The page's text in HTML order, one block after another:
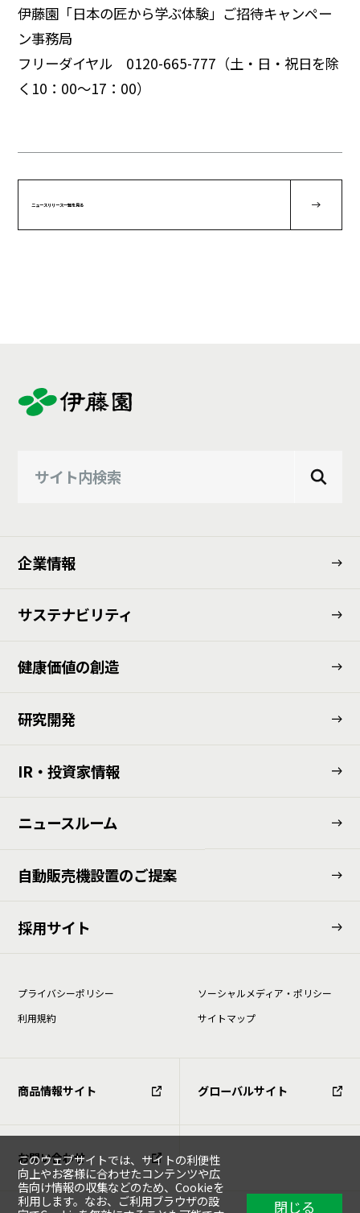
伊藤園「日本の匠から学ぶ体験」ご招待キャンペー
ン事務局
フリーダイヤル 0120-665-777（土・日・祝日を除
く10：00～17：00）
ニュースリリース一覧を見る
企業情報
サステナビリティ
健康価値の創造
研究開発
IR・投資家情報
ニュースルーム
⾃動販売機設置のご提案
採用サイト
プライバシーポリシー
ソーシャルメディア・ポリシー
利⽤規約
サイトマップ
商品情報サイト グローバルサイト
お問い合わせ
このウェブサイトでは、サイトの利便性
向上やお客様に合わせたコンテンツや広
告向け情報の収集などのため、Cookieを
利用します。なお、ご利用ブラウザの設
閉じる